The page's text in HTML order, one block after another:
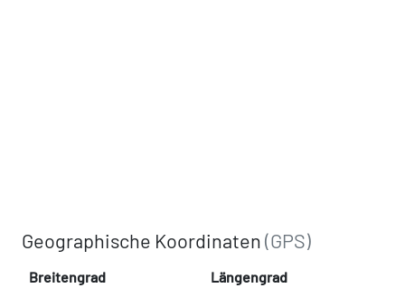
Geographische Koordinaten(GPS)
Breitengrad Längengrad